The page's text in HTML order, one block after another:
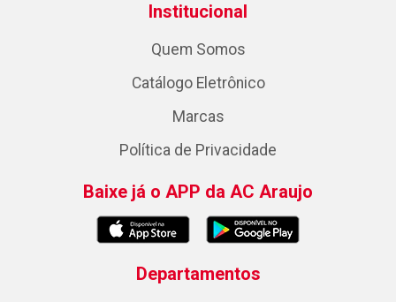
Institucional
Quem Somos
Catálogo Eletrônico
Marcas
Política de Privacidade
Baixe já o APP da AC Araujo
Departamentos